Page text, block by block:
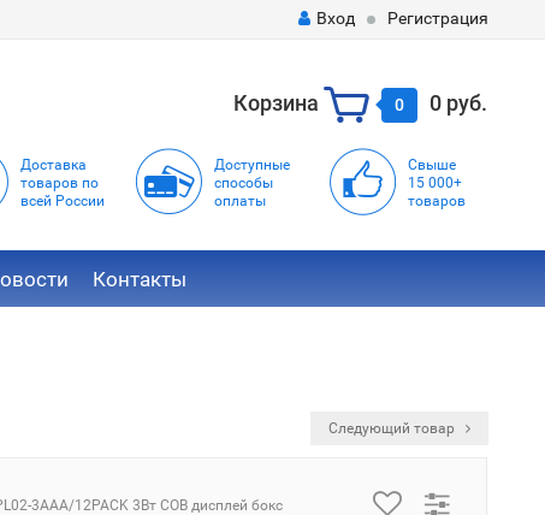
Вход Регистрация
Корзина 0 0 руб.
Доставка
товаров по
всей России
Доступные
способы
оплаты
Свыше
15 000+
товаров
Контакты
Следующий товар
3AAA/12PACK 3Вт COB дисплей бокс